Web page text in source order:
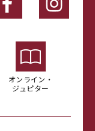
オンライン・
ジュピター